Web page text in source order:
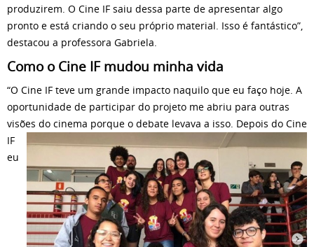
produzirem. O Cine IF saiu dessa parte de apresentar algo
pronto e está criando o seu próprio material. Isso é fantástico”,
destacou a professora Gabriela.
Como o Cine IF mudou minha vida
“O Cine IF teve um grande impacto naquilo que eu faço hoje. A
oportunidade de participar do projeto me abriu para outras
visões do cinema porque o debate levava a isso. Depois do Cine
IF
eu